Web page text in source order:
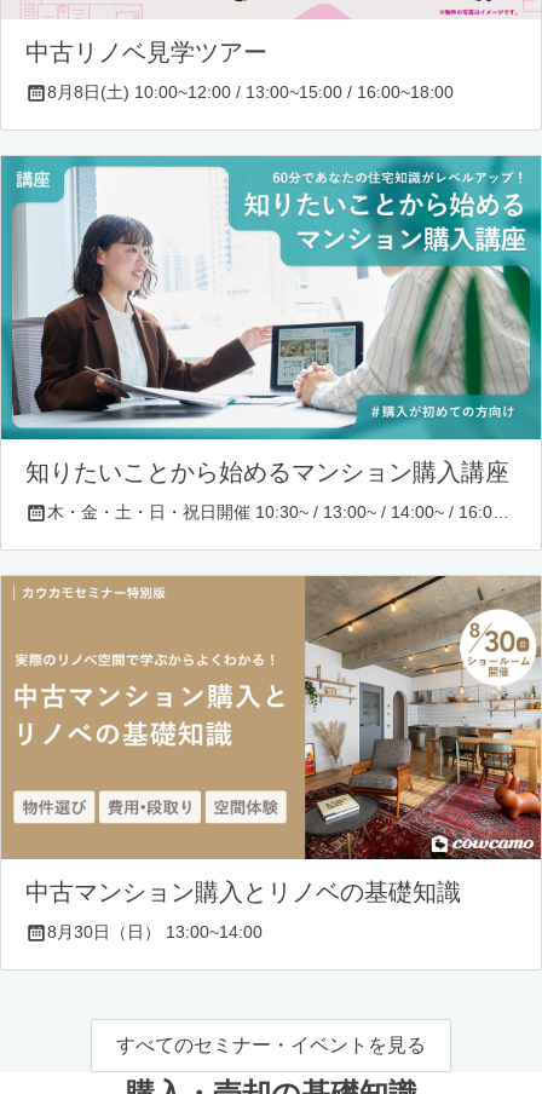
中古リノベ見学ツアー
8月8日(土) 10:00~12:00 / 13:00~15:00 / 16:00~18:00
知りたいことから始めるマンション購入講座
木・金・土・日・祝日開催 10:30~ / 13:00~ / 14:00~ / 16:00~ / 17:00~/ 18:30~/ 19:30~
中古マンション購入とリノベの基礎知識
8月30日（日） 13:00~14:00
すべてのセミナー・イベントを見る